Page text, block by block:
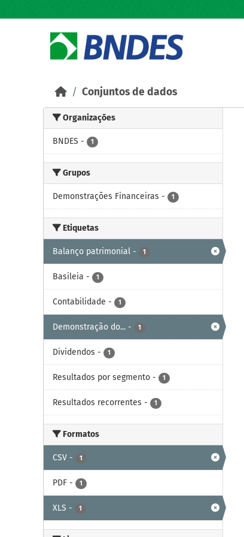
Conjuntos de dados
Organizações
BNDES - 1
Grupos
Demonstrações Financeiras - 1
Etiquetas
Balanço patrimonial - 1
Basileia - 1
Contabilidade - 1
Demonstração do... - 1
Dividendos - 1
Resultados por segmento - 1
Resultados recorrentes - 1
Formatos
CSV - 1
PDF - 1
XLS - 1